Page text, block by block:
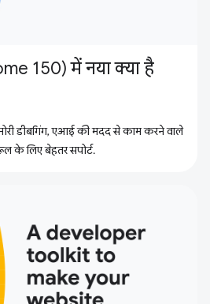
150) में नया क्या है
डीबगिंग, एआई की मदद से काम करने वाले
के लिए बेहतर सपोर्ट.